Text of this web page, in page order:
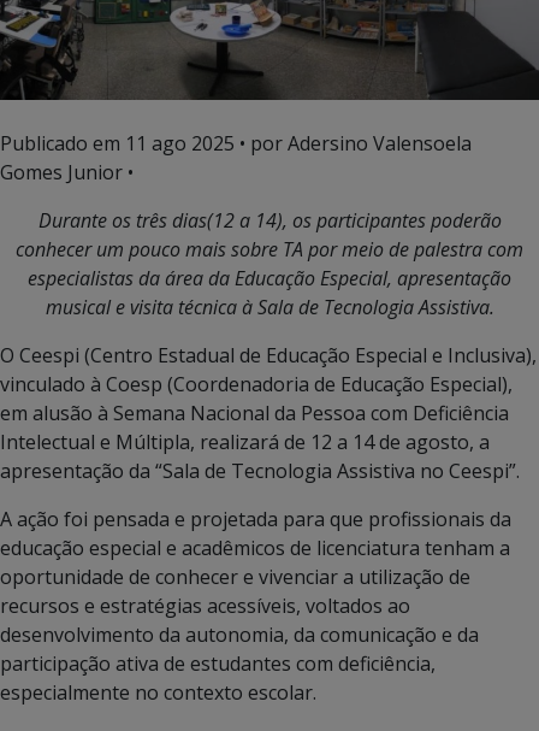
Publicado em 11 ago 2025 • por Adersino Valensoela
Gomes Junior •
Durante os três dias(12 a 14), os participantes poderão
conhecer um pouco mais sobre TA por meio de palestra com
especialistas da área da Educação Especial, apresentação
musical e visita técnica à Sala de Tecnologia Assistiva.
O Ceespi (Centro Estadual de Educação Especial e Inclusiva),
vinculado à Coesp (Coordenadoria de Educação Especial),
em alusão à Semana Nacional da Pessoa com Deficiência
Intelectual e Múltipla, realizará de 12 a 14 de agosto, a
apresentação da “Sala de Tecnologia Assistiva no Ceespi”.
A ação foi pensada e projetada para que profissionais da
educação especial e acadêmicos de licenciatura tenham a
oportunidade de conhecer e vivenciar a utilização de
recursos e estratégias acessíveis, voltados ao
desenvolvimento da autonomia, da comunicação e da
participação ativa de estudantes com deficiência,
especialmente no contexto escolar.